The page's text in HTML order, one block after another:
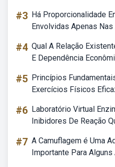
#3 Há Proporcionalidade
Envolvidas Apenas
#4 Qual A Relação
E Dependência
#5 Princípios
Exercícios Físicos
#6 Laboratório Virtual
Inibidores De Reação
#7 A Camuflagem é Uma
Importante Para Alguns